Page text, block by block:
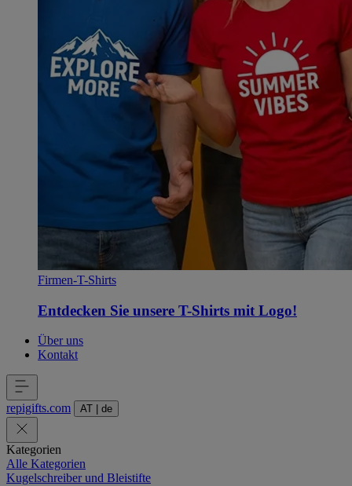
Firmen-T-Shirts
Entdecken Sie unsere T-Shirts mit Logo!
Über uns
Kontakt
repigifts.com AT de
Kategorien
Alle Kategorien
Kugelschreiber und Bleistifte